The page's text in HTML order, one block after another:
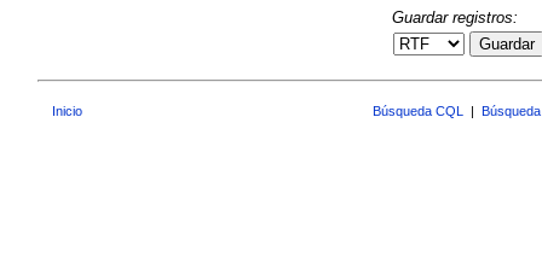
Guardar registros:
Guardar
Inicio Búsqueda CQL